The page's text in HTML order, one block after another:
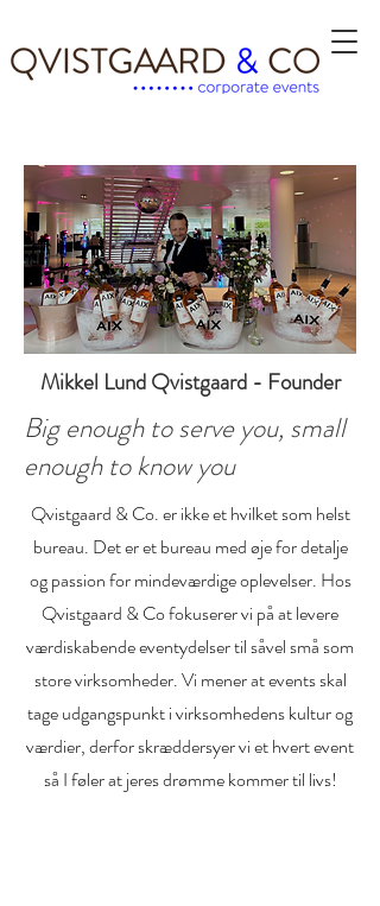
Mikkel Lund Qvistgaard - Founder
Big enough to serve you, small
enough to know you
Qvistgaard & Co. er ikke et hvilket som helst
bureau. Det er et bureau med øje for detalje
og passion for mindeværdige oplevelser. Hos
Qvistgaard & Co fokuserer vi på at levere
værdiskabende eventydelser til såvel små som
store virksomheder. Vi mener at events skal
tage udgangspunkt i virksomhedens kultur og
værdier, derfor skræddersyer vi et hvert event
så I føler at jeres drømme kommer til livs!